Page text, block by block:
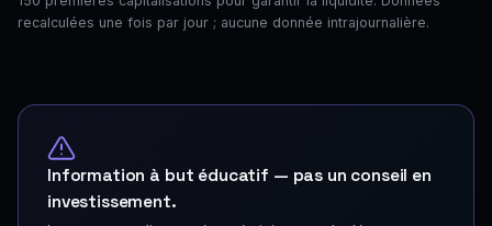
recalculées une fois par jour ; aucune donnée intrajournalière.
Information à but éducatif — pas un conseil en
investissement.